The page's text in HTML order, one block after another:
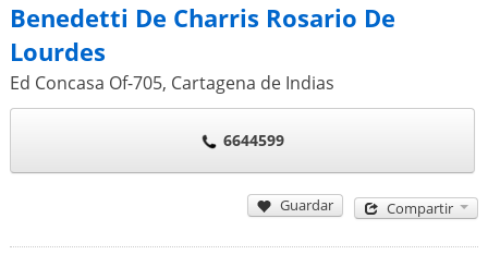
Benedetti De Charris Rosario De
Lourdes
Ed Concasa Of-705, Cartagena de Indias
6644599
Guardar Compartir